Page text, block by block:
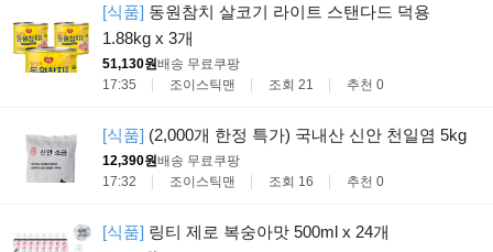
[식품] 동원참치 살코기 라이트 스탠다드 덕용
1.88kg x 3개
51,130원배송 무료 쿠팡
17:35
조이스틱맨 조회 21 추천 0
[식품] (2,000개 한정 특가) 국내산 신안 천일염 5kg
12,390원배송 무료 쿠팡
17:32
조이스틱맨 조회 16 추천 0
[식품] 링티 제로 복숭아맛 500ml x 24개